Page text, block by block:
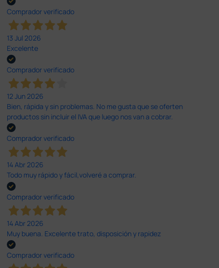
Comprador verificado
13 Jul 2026
Excelente
Comprador verificado
12 Jun 2026
Bien, rápida y sin problemas. No me gusta que se oferten
productos sin incluir el IVA que luego nos van a cobrar.
Comprador verificado
14 Abr 2026
Todo muy rápido y fácil,volveré a comprar.
Comprador verificado
14 Abr 2026
Muy buena. Excelente trato, disposición y rapidez
Comprador verificado